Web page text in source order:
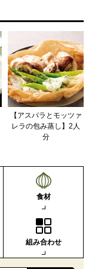
【アスパラとモッツァ
レラの包み蒸し】2人
分
食材
組み合わせ